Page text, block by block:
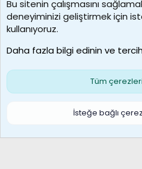
borabekirogluu
Son üye
Çerezler
S
Bu sitenin çalışmasını
deneyiminizi geliştirmek için
kullanıyoruz.
Daha fazla bilgi edinin ve
Tüm
İsteğe bağlı